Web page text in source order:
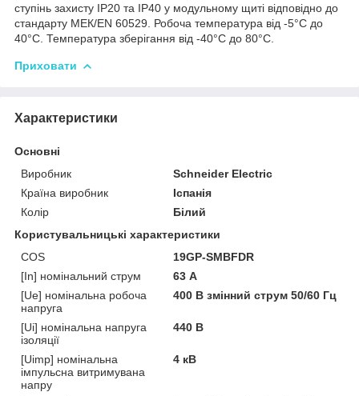
ступінь захисту IP20 та IP40 у модульному щиті відповідно до
стандарту МЕК/EN 60529. Робоча температура від -5°C до
40°C. Температура зберігання від -40°C до 80°C.
Приховати
Характеристики
Основні
Виробник
Schneider Electric
Країна виробник
Іспанія
Колір
Білий
Користувальницькі характеристики
COS
19GP-SMBFDR
[In] номінальний струм
63 А
[Ue] номінальна робоча
напруга
400 В змінний струм 50/60 Гц
[Ui] номінальна напруга
ізоляції
440 В
[Uimp] номінальна
імпульсна витримувана
напру
4 кВ